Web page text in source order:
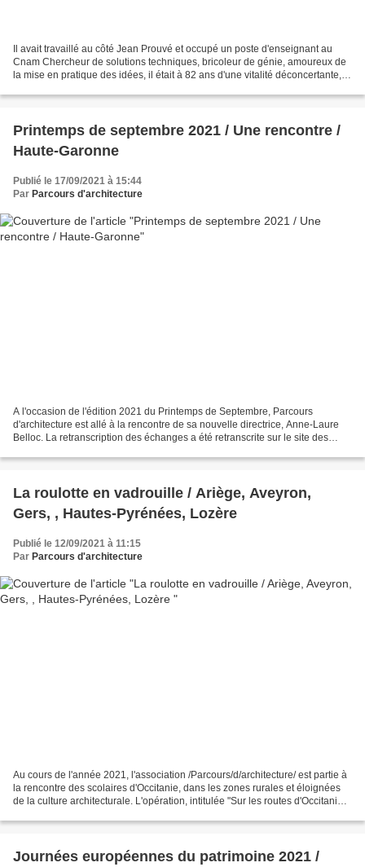
Il avait travaillé au côté Jean Prouvé et occupé un poste d'enseignant au
Cnam Chercheur de solutions techniques, bricoleur de génie, amoureux de
la mise en pratique des idées, il était à 82 ans d'une vitalité déconcertante,
Printemps de septembre 2021 / Une rencontre /
Haute-Garonne
Publié le 17/09/2021 à 15:44
Par Parcours d'architecture
A l'occasion de l'édition 2021 du Printemps de Septembre, Parcours
d'architecture est allé à la rencontre de sa nouvelle directrice, Anne-Laure
Belloc. La retranscription des échanges a été retranscrite sur le site des
La roulotte en vadrouille / Ariège, Aveyron,
Gers, , Hautes-Pyrénées, Lozère
Publié le 12/09/2021 à 11:15
Par Parcours d'architecture
Au cours de l'année 2021, l'association /Parcours/d/architecture/ est partie à
la rencontre des scolaires d'Occitanie, dans les zones rurales et éloignées
de la culture architecturale. L'opération, intitulée "Sur les routes d'Occitanie",
Journées européennes du patrimoine 2021 /